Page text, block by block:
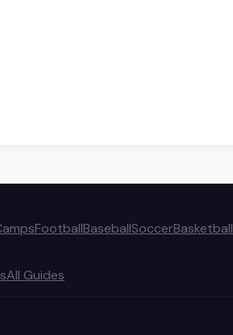
FootballBaseballSoccerBasketball
All Guides